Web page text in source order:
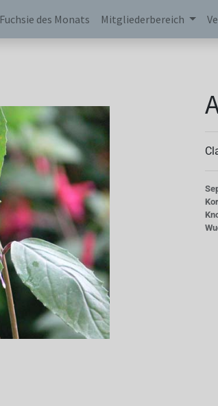
Fuchsie des Monats Mitgliederbereich